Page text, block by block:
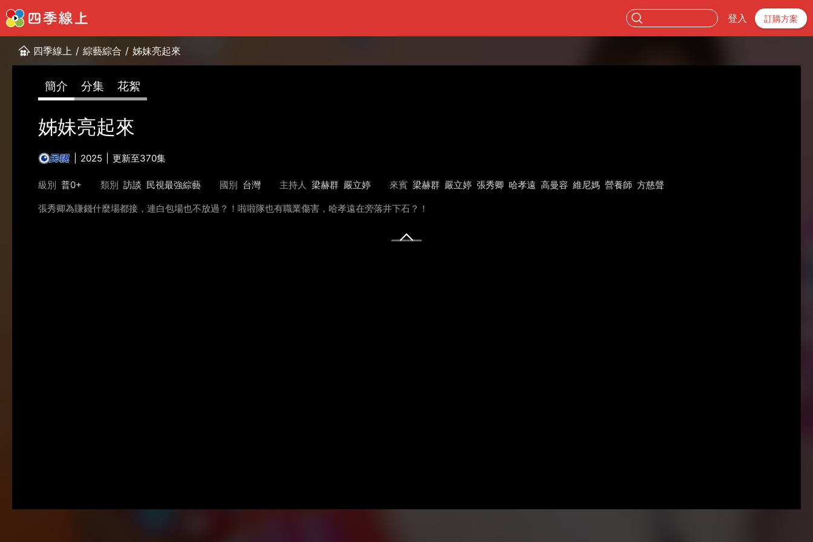
登入 訂購方案
四季線上 / 綜藝綜合 / 姊妹亮起來
簡介 分集 花絮
姊妹亮起來
2025 更新至370集
級別 普0+ 類別 訪談 民視最強綜藝 國別 台灣 主持人 梁赫群 嚴立婷 來賓 梁赫群 嚴立婷 張秀卿 哈孝遠 高曼容 維尼媽 營養師 方慈聲
張秀卿為賺錢什麼場都接，連白包場也不放過？！啦啦隊也有職業傷害，哈孝遠在旁落井下石？！